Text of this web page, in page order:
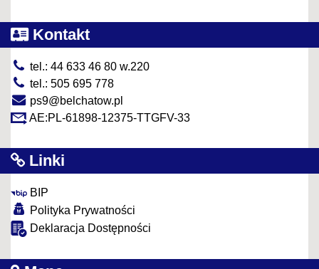
Kontakt
tel.: 44 633 46 80 w.220
tel.: 505 695 778
ps9@belchatow.pl
AE:PL-61898-12375-TTGFV-33
Linki
BIP
Polityka Prywatności
Deklaracja Dostępności